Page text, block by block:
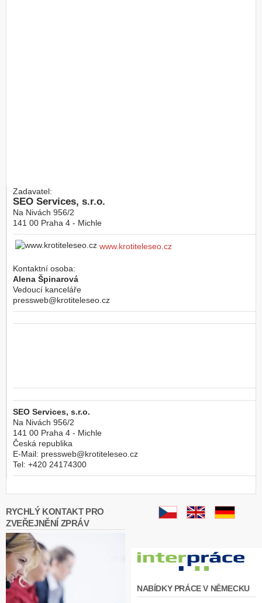
Zadavatel:
SEO Services, s.r.o.
Na Nivách 956/2
141 00 Praha 4 - Michle
www.krotiteleseo.cz
Kontaktní osoba:
Alena Špinarová
Vedoucí kanceláře
pressweb@krotiteleseo.cz
SEO Services, s.r.o.
Na Nivách 956/2
141 00 Praha 4 - Michle
Česká republika
E-Mail: pressweb@krotiteleseo.cz
Tel: +420 24174300
RYCHLÝ KONTAKT PRO
ZVEŘEJNĚNÍ ZPRÁV
NABÍDKY PRÁCE V NĚMECKU